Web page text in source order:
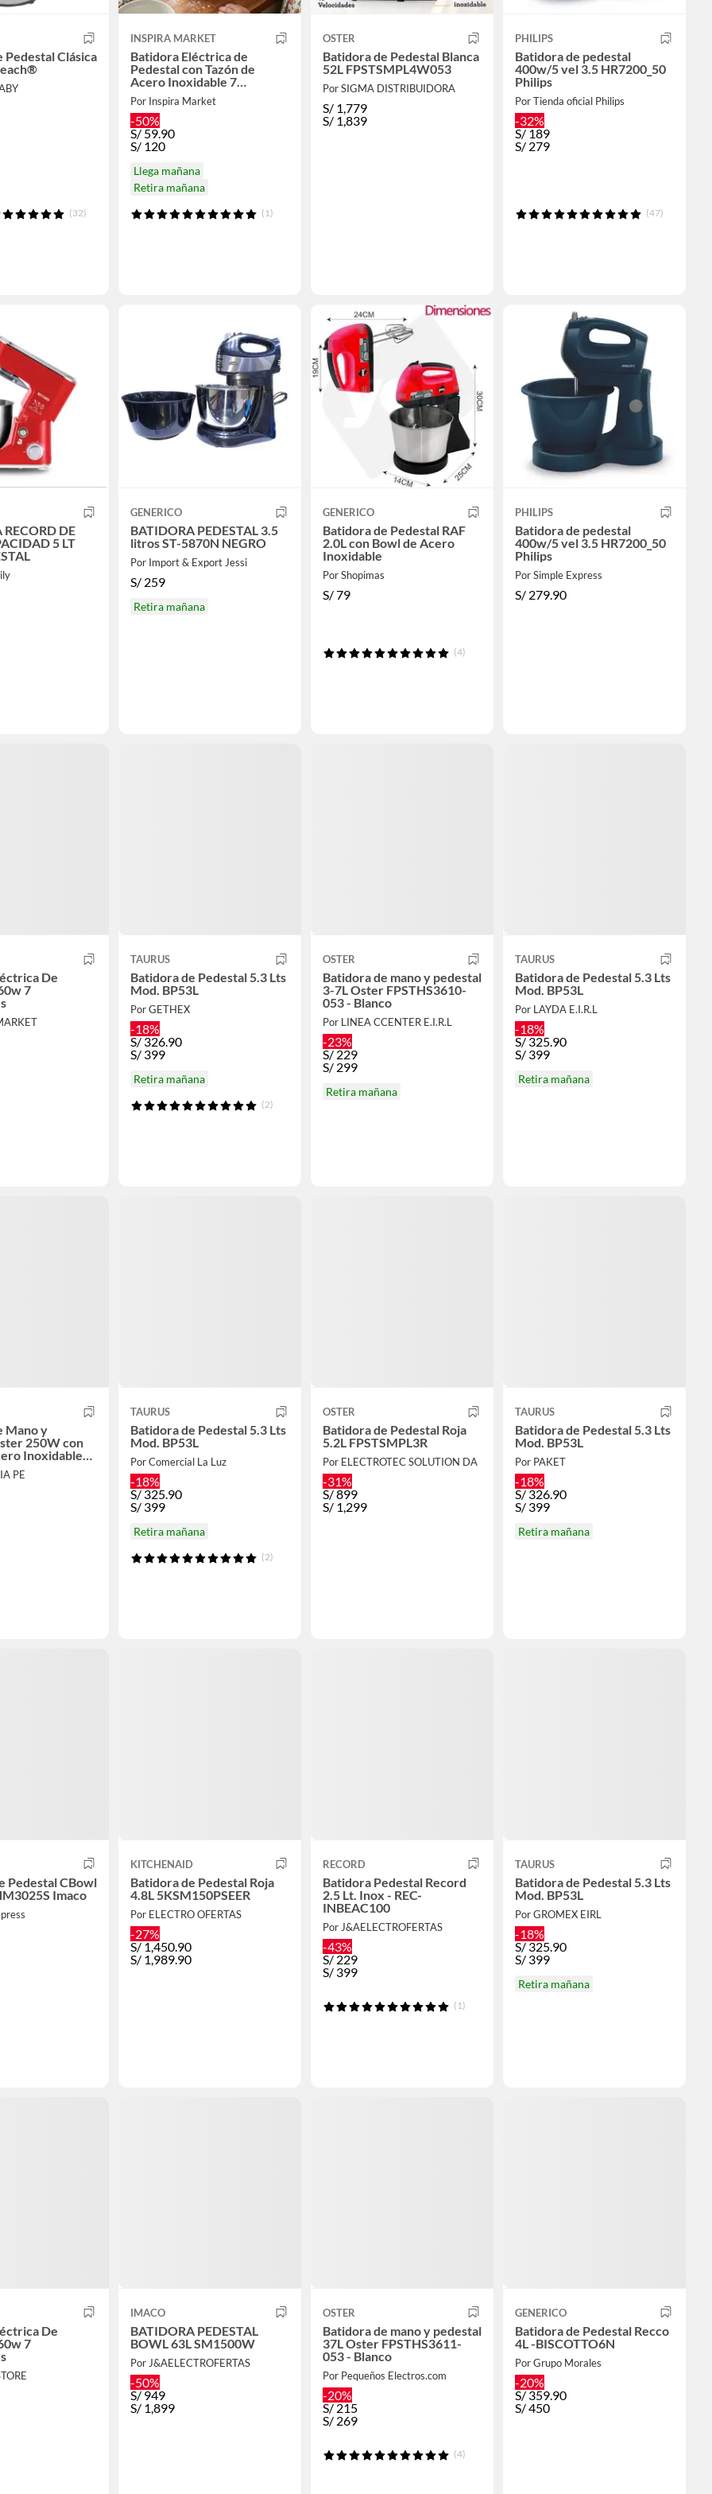
Pedestal Clásica
(32)
INSPIRA MARKET
Batidora Eléctrica de
Pedestal con Tazón de
Acero Inoxidable 7
Velocidades + Accesorios
Por Inspira Market
-50%
S/59.90
S/ 120
Llega mañana
Retira mañana
(1)
OSTER
Batidora de Pedestal Blanca
52L FPSTSMPL4W053
Por SIGMA DISTRIBUIDORA
S/ 1,779
S/ 1,839
PHILIPS
Batidora de pedestal
400w/5 vel 3.5 HR7200_50
Philips
Por Tienda oficial Philips
-32%
S/189
S/ 279
(47)
DE
5 LT
GENERICO
BATIDORA PEDESTAL 3.5
litros ST-5870N NEGRO
Por Import & Export Jessi
S/ 259
Retira mañana
GENERICO
Batidora de Pedestal RAF
2.0L con Bowl de Acero
Inoxidable
Por Shopimas
S/79
(4)
PHILIPS
Batidora de pedestal
400w/5 vel 3.5 HR7200_50
Philips
Por Simple Express
S/ 279.90
De
7
TAURUS
Batidora de Pedestal 5.3 Lts
Mod. BP53L
Por GETHEX
-18%
S/326.90
S/ 399
Retira mañana
(2)
OSTER
Batidora de mano y pedestal
3-7L Oster FPSTHS3610-
053 - Blanco
Por LINEA CCENTER E.I.R.L
-23%
S/229
S/ 299
Retira mañana
TAURUS
Batidora de Pedestal 5.3 Lts
Mod. BP53L
Por LAYDA E.I.R.L
-18%
S/325.90
S/ 399
Retira mañana
Mano y
250W con
Inoxidable
PE
TAURUS
Batidora de Pedestal 5.3 Lts
Mod. BP53L
Por Comercial La Luz
-18%
S/325.90
S/ 399
Retira mañana
(2)
OSTER
Batidora de Pedestal Roja
5.2L FPSTSMPL3R
Por ELECTROTEC SOLUTION DA
-31%
S/899
S/ 1,299
TAURUS
Batidora de Pedestal 5.3 Lts
Mod. BP53L
Por PAKET
-18%
S/326.90
S/ 399
Retira mañana
Pedestal CBowl
Imaco
KITCHENAID
Batidora de Pedestal Roja
4.8L 5KSM150PSEER
Por ELECTRO OFERTAS
-27%
S/1,450.90
S/ 1,989.90
RECORD
Batidora Pedestal Record
2.5 Lt. Inox - REC-
INBEAC100
Por J&AELECTROFERTAS
-43%
S/229
S/ 399
(1)
TAURUS
Batidora de Pedestal 5.3 Lts
Mod. BP53L
Por GROMEX EIRL
-18%
S/325.90
S/ 399
Retira mañana
De
7
IMACO
BATIDORA PEDESTAL
BOWL 63L SM1500W
Por J&AELECTROFERTAS
-50%
S/949
S/ 1,899
OSTER
Batidora de mano y pedestal
37L Oster FPSTHS3611-
053 - Blanco
Por Pequeños Electros.com
-20%
S/215
S/ 269
(4)
GENERICO
Batidora de Pedestal Recco
4L -BISCOTTO6N
Por Grupo Morales
-20%
S/359.90
S/450